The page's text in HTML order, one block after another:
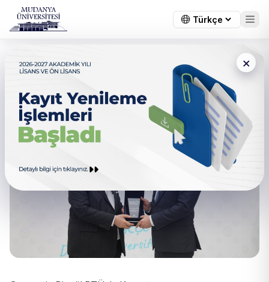
×
Gıyasettin Bingöl BTÜ’de
Konuştu